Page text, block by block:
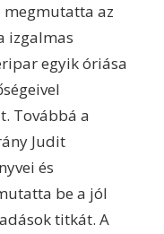
megmutatta az
izgalmas
egyik óriása
Továbbá a
Judit
és
be a jól
titkát. A